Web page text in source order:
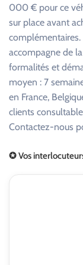
000 € pour ce
sur place avant
complémentaires.
accompagne de
formalités et
moyen : 7
en France,
clients
Contactez-nous
✪ Vos